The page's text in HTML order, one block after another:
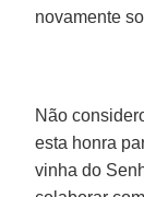
novamente
Não
esta honra
vinha do